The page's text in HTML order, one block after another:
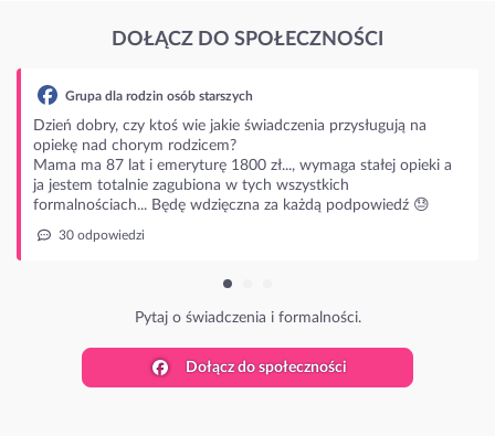
DOŁĄCZ DO SPOŁECZNOŚCI
na
opieki a
😓
Dołącz do społeczności